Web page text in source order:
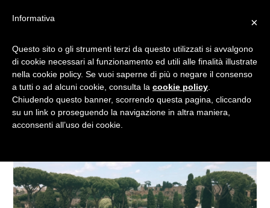
COLAZIONE TRA LE ROSE:
UN ANGOLO DI PARADISO A
ROMA
×
Informativa
Questo sito o gli strumenti terzi da questo utilizzati si avvalgono
di cookie necessari al funzionamento ed utili alle finalità illustrate
nella cookie policy. Se vuoi saperne di più o negare il consenso
a tutti o ad alcuni cookie, consulta la cookie policy
Chiudendo questo banner, scorrendo questa pagina, cliccando
su un link o proseguendo la navigazione in altra maniera,
acconsenti all’uso dei cookie.